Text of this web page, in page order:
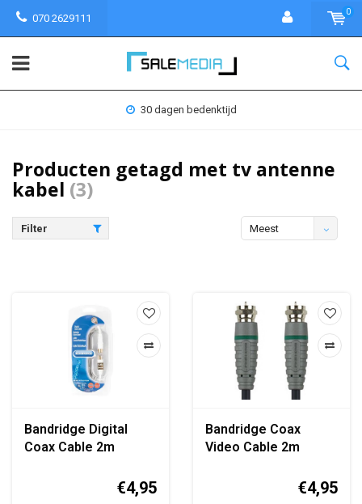
070 2629111
0
30 dagen bedenktijd
Producten getagd met tv antenne
kabel (3)
Filter
Meest
Bandridge Digital
Coax Cable 2m
€4,95
Bandridge Coax
Video Cable 2m
€4,95